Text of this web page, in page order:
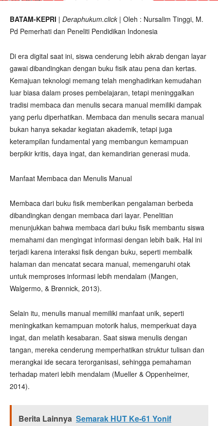
BATAM-KEPRI | Deraphukum.click | Oleh : Nursalim Tinggi, M.
Pd Pemerhati dan Peneliti Pendidikan Indonesia
Di era digital saat ini, siswa cenderung lebih akrab dengan layar
gawai dibandingkan dengan buku fisik atau pena dan kertas.
Kemajuan teknologi memang telah menghadirkan kemudahan
luar biasa dalam proses pembelajaran, tetapi meninggalkan
tradisi membaca dan menulis secara manual memiliki dampak
yang perlu diperhatikan. Membaca dan menulis secara manual
bukan hanya sekadar kegiatan akademik, tetapi juga
keterampilan fundamental yang membangun kemampuan
berpikir kritis, daya ingat, dan kemandirian generasi muda.
Manfaat Membaca dan Menulis Manual
Membaca dari buku fisik memberikan pengalaman berbeda
dibandingkan dengan membaca dari layar. Penelitian
menunjukkan bahwa membaca dari buku fisik membantu siswa
memahami dan mengingat informasi dengan lebih baik. Hal ini
terjadi karena interaksi fisik dengan buku, seperti membalik
halaman dan mencatat secara manual, memengaruhi otak
untuk memproses informasi lebih mendalam (Mangen,
Walgermo, & Brønnick, 2013).
Selain itu, menulis manual memiliki manfaat unik, seperti
meningkatkan kemampuan motorik halus, memperkuat daya
ingat, dan melatih kesabaran. Saat siswa menulis dengan
tangan, mereka cenderung memperhatikan struktur tulisan dan
merangkai ide secara terorganisasi, sehingga pemahaman
terhadap materi lebih mendalam (Mueller & Oppenheimer,
2014).
Berita Lainnya Semarak HUT Ke-61 Yonif